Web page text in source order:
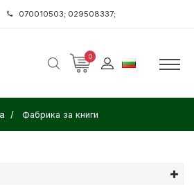
070010503; 029508337;
0
Фабрика за книги